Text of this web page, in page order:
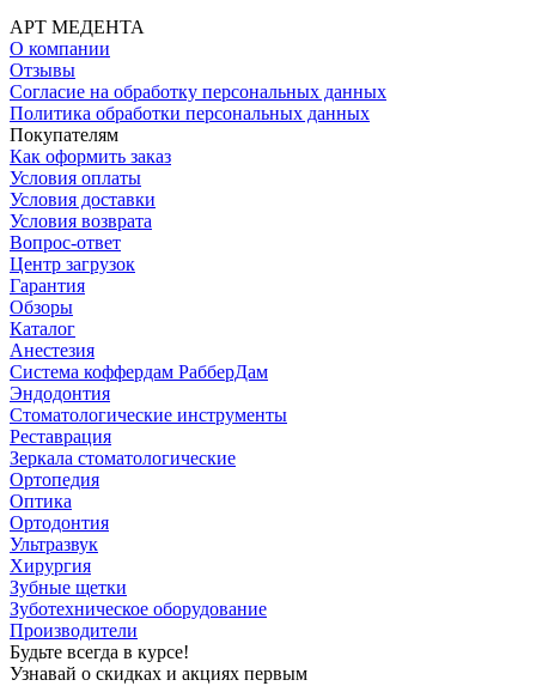
АРТ МЕДЕНТА
О компании
Отзывы
Согласие на обработку персональных данных
Политика обработки персональных данных
Покупателям
Как оформить заказ
Условия оплаты
Условия доставки
Условия возврата
Вопрос-ответ
Центр загрузок
Гарантия
Обзоры
Каталог
Анестезия
Система коффердам РабберДам
Эндодонтия
Стоматологические инструменты
Реставрация
Зеркала стоматологические
Ортопедия
Оптика
Ортодонтия
Ультразвук
Хирургия
Зубные щетки
Зуботехническое оборудование
Производители
Будьте всегда в курсе!
Узнавай о скидках и акциях первым